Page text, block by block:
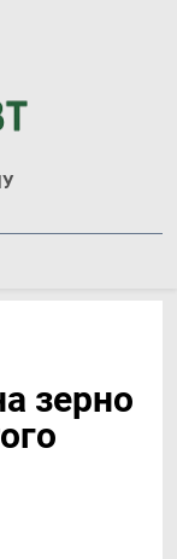
зерно